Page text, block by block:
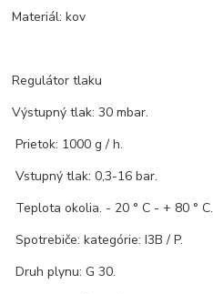
Materiál: kov
Regulátor tlaku
Výstupný tlak: 30 mbar.
Prietok: 1000 g / h.
Vstupný tlak: 0,3-16 bar.
Teplota okolia. - 20 ° C - + 80 ° C.
Spotrebiče: kategórie: I3B / P.
Druh plynu: G 30.